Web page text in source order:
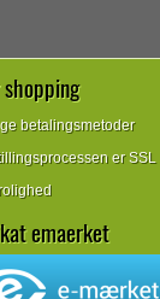
betalingsmetoder
er SSL
emaerket